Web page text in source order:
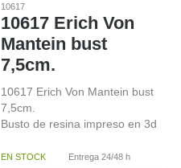
10617
10617 Erich Von
Mantein bust
7,5cm.
10617 Erich Von Mantein bust
7,5cm.
Busto de resina impreso en 3d
EN STOCK Entrega 24/48 h